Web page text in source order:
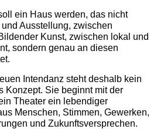
ein Haus werden, das nicht
Ausstellung, zwischen
Kunst, zwischen lokal und
sondern genau an diesen
Intendanz steht deshalb kein
Konzept. Sie beginnt mit der
Theater ein lebendiger
Menschen, Stimmen, Gewerken,
und Zukunftsversprechen.